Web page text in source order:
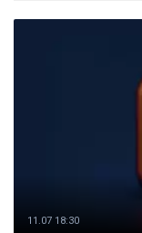
11.07 18:30